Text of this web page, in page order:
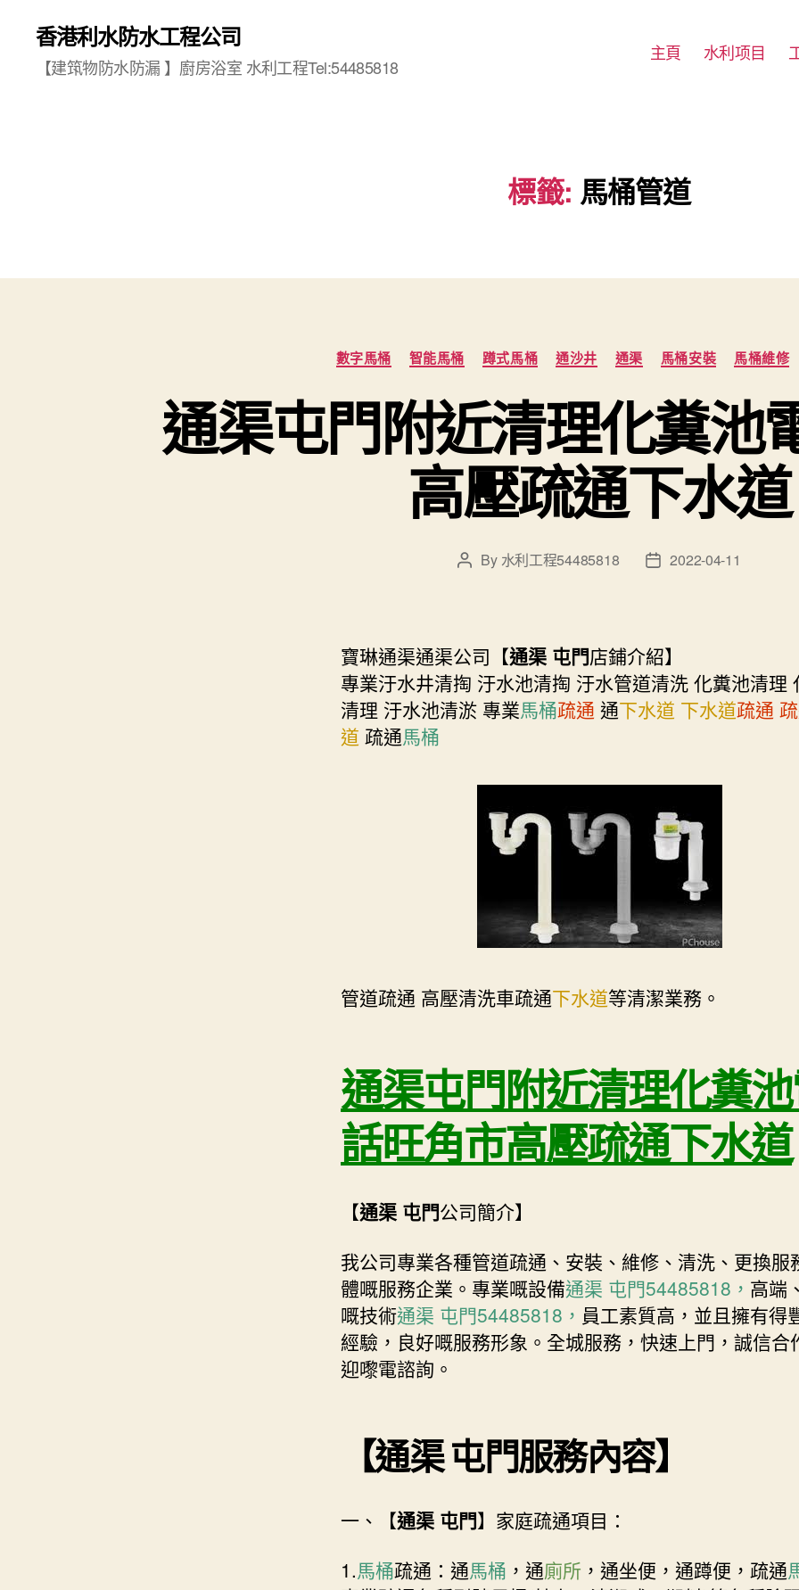
香港利水防水工程公司
【建筑物防水防漏 】廚房浴室 水利工程Tel:54485818
主頁 水利项目
標籤: 馬桶管道
Categories
數字馬桶 智能馬桶 蹲式馬桶 通沙井 通渠 馬桶安裝 馬桶維修
通渠屯門附近清理化糞池
高壓疏通下水道
Post
By 水利工程54485818
Post2022-04-11
寶琳通渠通渠公司【通渠 屯門店鋪介紹】
專業汙水井清掏 汙水池清掏 汙水管道清洗 化糞池清理
清理 汙水池清淤 專業馬桶疏通 通下水道 下水道疏通
道 疏通馬桶
管道疏通 高壓清洗車疏通下水道等清潔業務。
通渠屯門附近清理化糞
話旺角市高壓疏通下水道
【通渠 屯門公司簡介】
我公司專業各種管道疏通、安裝、維修、清洗、更換服
體嘅服務企業。專業嘅設備通渠 屯門54485818， 高端
嘅技術通渠 屯門54485818， 員工素質高，並且擁有得
經驗，良好嘅服務形象。全城服務，快速上門，誠信合
迎嚟電諮詢。
【通渠 屯門服務內容】
一、【通渠 屯門】家庭疏通項目：
1.馬桶疏通：通馬桶 ，通廁所 ，通坐便，通蹲便，疏通